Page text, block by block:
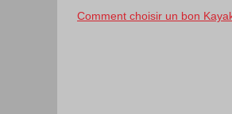
Comment choisir un bon